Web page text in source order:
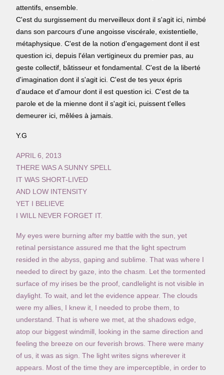
attentifs, ensemble.
C'est du surgissement du merveilleux dont il s'agit ici, nimbé
dans son parcours d'une angoisse viscérale, existentielle,
métaphysique. C'est de la notion d'engagement dont il est
question ici, depuis l'élan vertigineux du premier pas, au
geste collectif, bâtisseur et fondamental. C'est de la liberté
d'imagination dont il s'agit ici. C'est de tes yeux épris
d'audace et d'amour dont il est question ici. C'est de ta
parole et de la mienne dont il s'agit ici, puissent t'elles
demeurer ici, mêlées à jamais.
Y.G
APRIL 6, 2013
THERE WAS A SUNNY SPELL
IT WAS SHORT-LIVED
AND LOW INTENSITY
YET I BELIEVE
I WILL NEVER FORGET IT.
My eyes were burning after my battle with the sun, yet
retinal persistance assured me that the light spectrum
resided in the abyss, gaping and sublime. That was where I
needed to direct by gaze, into the chasm. Let the tormented
surface of my irises be the proof, candlelight is not visible in
daylight. To wait, and let the evidence appear. The clouds
were my allies, I knew it, I needed to probe them, to
understand. That is where we met, at the shadows edge,
atop our biggest windmill, looking in the same direction and
feeling the breeze on our feverish brows. There were many
of us, it was as sign. The light writes signs wherever it
appears. Most of the time they are imperceptible, in order to